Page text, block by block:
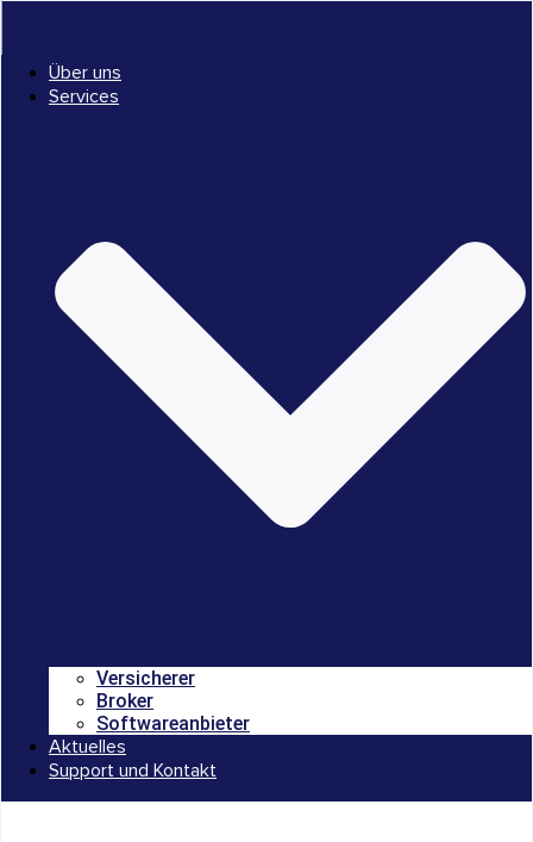
Über uns
Services
Versicherer
Broker
Softwareanbieter
Aktuelles
Support und Kontakt